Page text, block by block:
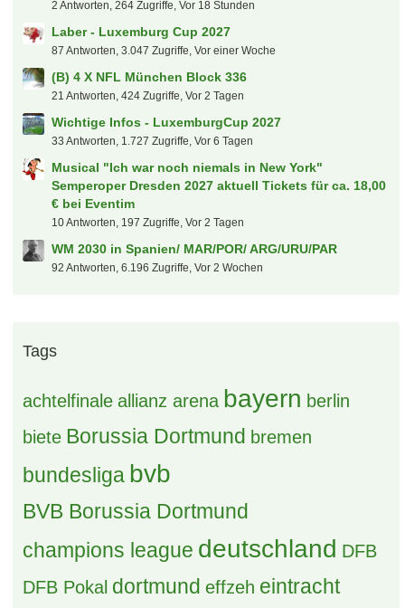
2 Antworten, 264 Zugriffe, Vor 18 Stunden
Laber - Luxemburg Cup 2027
87 Antworten, 3.047 Zugriffe, Vor einer Woche
(B) 4 X NFL München Block 336
21 Antworten, 424 Zugriffe, Vor 2 Tagen
Wichtige Infos - LuxemburgCup 2027
33 Antworten, 1.727 Zugriffe, Vor 6 Tagen
Musical "Ich war noch niemals in New York"
Semperoper Dresden 2027 aktuell Tickets für ca. 18,00
€ bei Eventim
10 Antworten, 197 Zugriffe, Vor 2 Tagen
WM 2030 in Spanien/ MAR/POR/ ARG/URU/PAR
92 Antworten, 6.196 Zugriffe, Vor 2 Wochen
Tags
achtelfinale allianz arena bayern berlin
biete Borussia Dortmund bremen
bundesliga bvb
BVB Borussia Dortmund
champions league deutschland DFB
DFB Pokal dortmund effzeh eintracht